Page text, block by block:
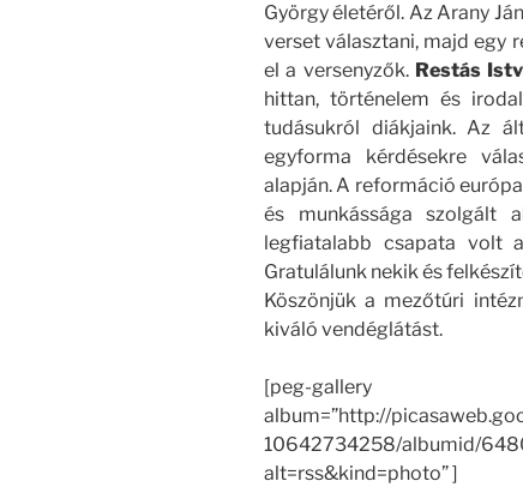
György életéről. Az Arany
verset választani, majd egy
el a versenyzők. Restás
hittan, történelem és
tudásukról diákjaink. Az
egyforma kérdésekre
alapján. A reformáció
és munkássága szolgált
legfiatalabb csapata volt
Gratulálunk nekik és
Köszönjük a mezőtúri
kiváló vendéglátást.
[peg-gallery
album=”http://
10642734258/albumid/
alt=rss&kind=photo” ]